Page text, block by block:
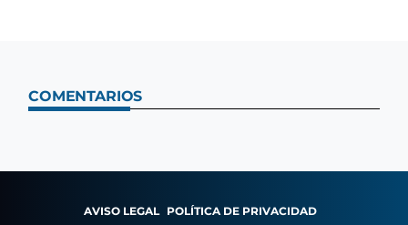
COMENTARIOS
AVISO LEGAL POLÍTICA DE PRIVACIDAD